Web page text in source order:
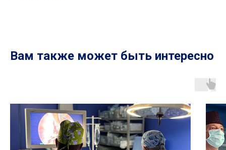
Вам также может быть интересно